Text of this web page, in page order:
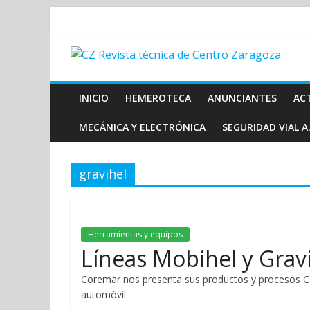
INICIO HEMEROTECA ANUNCIANTES
MECÁNICA Y ELECTRÓNICA SEGURIDAD VIAL
gravihel
Herramientas y equipos
Líneas Mobihel y
Coremar nos presenta sus productos y procesos
automóvil